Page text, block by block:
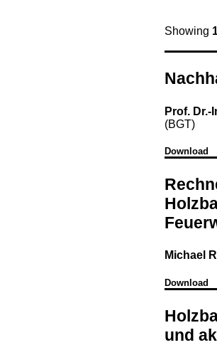
Showing
Prof. Dr.-
(BGT)
Download
Michael
Download
und